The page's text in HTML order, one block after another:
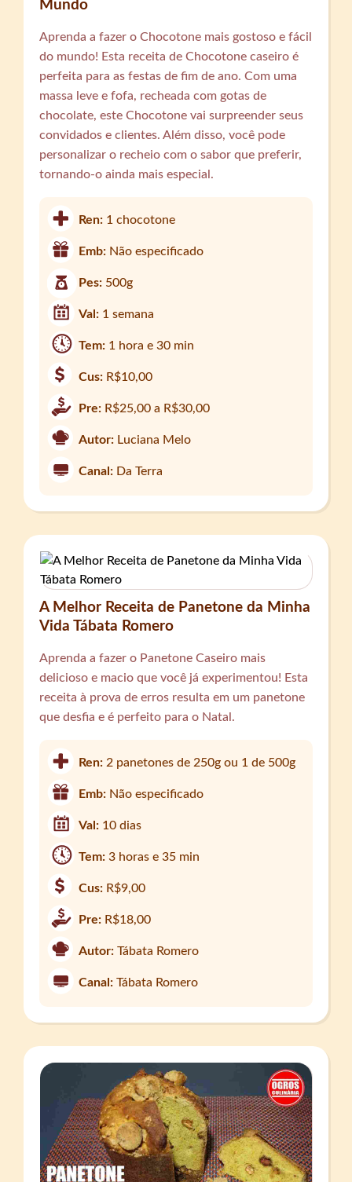
Mundo
Aprenda a fazer o Chocotone mais gostoso e fácil
do mundo! Esta receita de Chocotone caseiro é
perfeita para as festas de fim de ano. Com uma
massa leve e fofa, recheada com gotas de
chocolate, este Chocotone vai surpreender seus
convidados e clientes. Além disso, você pode
personalizar o recheio com o sabor que preferir,
tornando-o ainda mais especial.
Ren: 1 chocotone
Emb: Não especificado
Pes: 500g
Val: 1 semana
Tem: 1 hora e 30 min
Cus: R$10,00
Pre: R$25,00 a R$30,00
Autor: Luciana Melo
Canal: Da Terra
A Melhor Receita de Panetone da Minha
Vida Tábata Romero
Aprenda a fazer o Panetone Caseiro mais
delicioso e macio que você já experimentou! Esta
receita à prova de erros resulta em um panetone
que desfia e é perfeito para o Natal.
Ren:2 panetones de 250g ou 1 de 500g
Emb: Não especificado
Val: 10 dias
Tem:3 horas e 35 min
Cus: R$9,00
Pre: R$18,00
Autor: Tábata Romero
Canal: Tábata Romero